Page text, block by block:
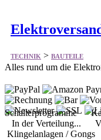
TECHNIK > BAUTEILE
Alles rund um die
Schalterprogramme
In der Verteilung...
Klingelanlagen /